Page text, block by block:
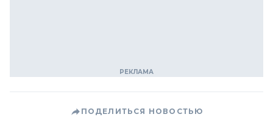
ПОДЕЛИТЬСЯ НОВОСТЬЮ